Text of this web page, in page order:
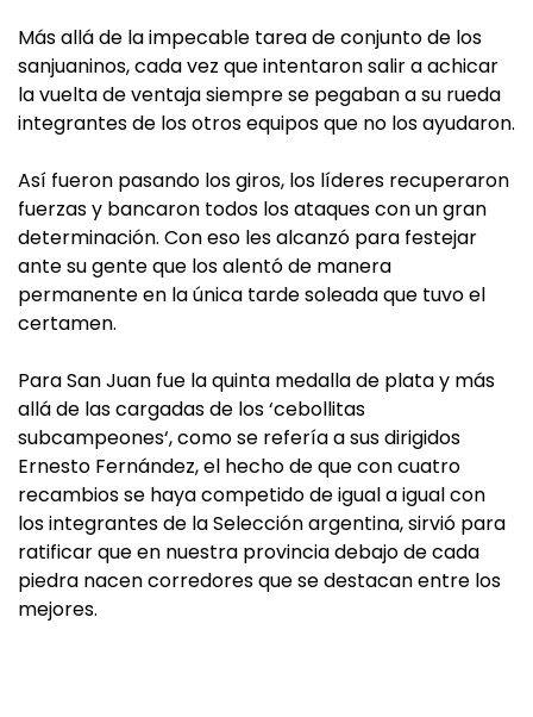
Más allá de la impecable tarea de conjunto de los
sanjuaninos, cada vez que intentaron salir a achicar
la vuelta de ventaja siempre se pegaban a su rueda
integrantes de los otros equipos que no los ayudaron.
Así fueron pasando los giros, los líderes recuperaron
fuerzas y bancaron todos los ataques con un gran
determinación. Con eso les alcanzó para festejar
ante su gente que los alentó de manera
permanente en la única tarde soleada que tuvo el
certamen.
Para San Juan fue la quinta medalla de plata y más
allá de las cargadas de los ‘cebollitas
subcampeones‘, como se refería a sus dirigidos
Ernesto Fernández, el hecho de que con cuatro
recambios se haya competido de igual a igual con
los integrantes de la Selección argentina, sirvió para
ratificar que en nuestra provincia debajo de cada
piedra nacen corredores que se destacan entre los
mejores.